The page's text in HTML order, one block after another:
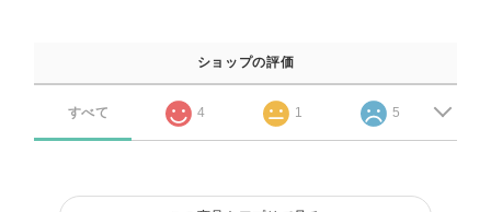
ショップの評価
すべて 4 1 5